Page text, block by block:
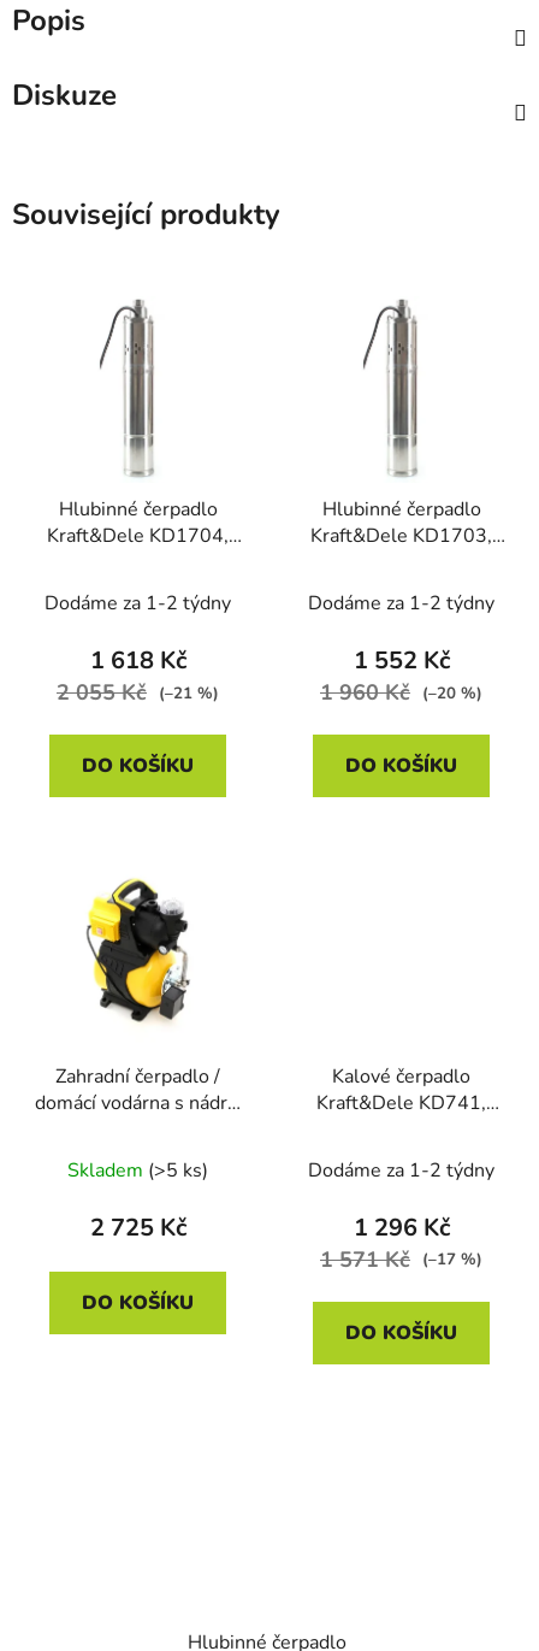
Popis
Diskuze
Související produkty
Hlubinné čerpadlo
Kraft&Dele KD1704,
Dodáme za 1-2 týdny
1 618 Kč
2 055 Kč (–21 %)
DO KOŠÍKU
Hlubinné čerpadlo
Kraft&Dele KD1703,
Dodáme za 1-2 týdny
1 552 Kč
1 960 Kč (–20 %)
DO KOŠÍKU
Zahradní čerpadlo /
domácí vodárna s nádrží
1300 W
Skladem (>5 ks)
2 725 Kč
DO KOŠÍKU
Kalové čerpadlo
Kraft&Dele KD741,
Dodáme za 1-2 týdny
1 296 Kč
1 571 Kč (–17 %)
DO KOŠÍKU
Hlubinné čerpadlo